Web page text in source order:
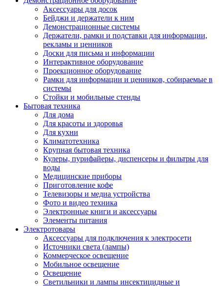
Аксессуары для досок
Бейджи и держатели к ним
Демонстрационные системы
Держатели, рамки и подставки для информации,
рекламы и ценников
Доски для письма и информации
Интерактивное оборудование
Проекционное оборудование
Рамки для информации и ценников, собираемые в
системы
Стойки и мобильные стенды
Бытовая техника
Для дома
Для красоты и здоровья
Для кухни
Климатотехника
Крупная бытовая техника
Кулеры, пурифайеры, диспенсеры и фильтры для
воды
Медицинские приборы
Приготовление кофе
Телевизоры и медиа устройства
Фото и видео техника
Электронные книги и аксессуары
Элементы питания
Электротовары
Аксессуары для подключения к электросети
Источники света (лампы)
Коммерческое освещение
Мобильное освещение
Освещение
Светильники и лампы инсектицидные и